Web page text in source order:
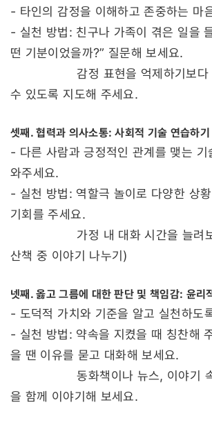
- 타인의 감정을 이해하고 존중하는 마
- 실천 방법: 친구나 가족이 겪은 일을
떤 기분이었을까?” 질문해 보세요.
감정 표현을 억제하기보다 건
수 있도록 지도해 주세요.
셋째. 협력과 의사소통: 사회적 기술 연습하기
- 다른 사람과 긍정적인 관계를 맺는 기
와주세요.
- 실천 방법: 역할극 놀이로 다양한 상
기회를 주세요.
가정 내 대화 시간을 늘려보
산책 중 이야기 나누기)
넷째. 옳고 그름에 대한 판단 및 책임감: 윤리
- 도덕적 가치와 기준을 알고 실천하도
- 실천 방법: 약속을 지켰을 때 칭찬해
을 땐 이유를 묻고 대화해 보세요.
동화책이나 뉴스, 이야기 속
을 함께 이야기해 보세요.